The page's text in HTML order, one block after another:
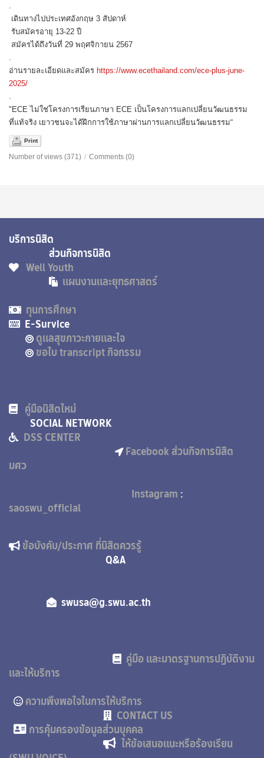
.
เดินทางไปประเทศอังกฤษ 3 สัปดาห์
รับสมัครอายุ 13-22 ปี
สมัครได้ถึงวันที่ 29 พฤศจิกายน 2567
.
อ่านรายละเอียดและสมัคร https://www.ecethailand.com/ece-plus-june-
2025/
.
"ECE ไม่ใช่โครงการเรียนภาษา ECE เป็นโครงการแลกเปลี่ยนวัฒนธรรม
ที่แท้จริง เยาวชนจะได้ฝึกการใช้ภาษาผ่านการแลกเปลี่ยนวัฒนธรรม“
Print
Number of views (371) / Comments (0)
บริการนิสิต
ส่วนกิจการนิสิต
Well Youth
แผนงานและยุทธศาสตร์
ทุนการศึกษา
E-Survice
ดูแลสุขภาวะกายและใจ
ขอใบ transcript กิจกรรม
คู่มือนิสิตใหม่
SOCIAL NETWORK
DSS CENTER
Facebook ส่วนกิจการนิสิต
มศว
Instagram :
saoswu_official
ข้อบังคับ/ประกาศ ที่นิสิตควรรู้
Q&A
swusa@g.swu.ac.th
คู่มือ และมาตรฐานการปฏิบัติงาน
และให้บริการ
ความพึงพอใจในการให้บริการ
CONTACT US
การคุ้มครองข้อมูลส่วนบุคคล
ให้ข้อเสนอแนะหรือร้องเรียน